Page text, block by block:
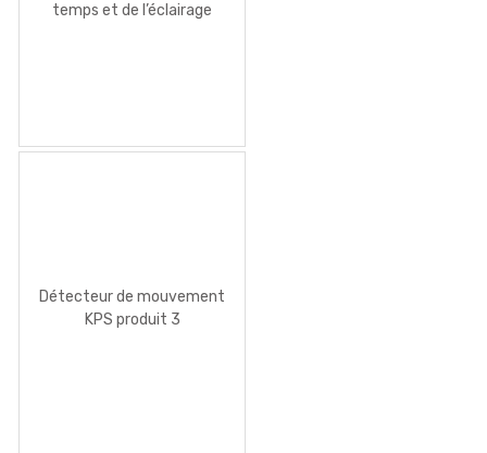
temps et de l’éclairage
Détecteur de mouvement
KPS produit 3